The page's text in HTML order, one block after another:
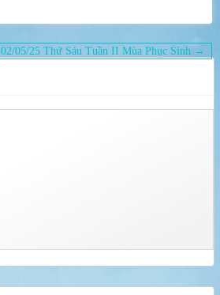
02/05/25 Thứ Sáu Tuần II Mùa Phục Sinh →